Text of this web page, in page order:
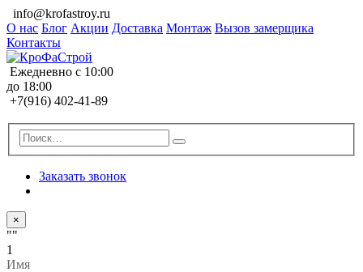
info@krofastroy.ru
О нас Блог Акции Доставка Монтаж Вызов замерщика
Контакты
Ежедневно с 10:00
до 18:00
+7(916) 402-41-89
Заказать звонок
×
""
1
Имя